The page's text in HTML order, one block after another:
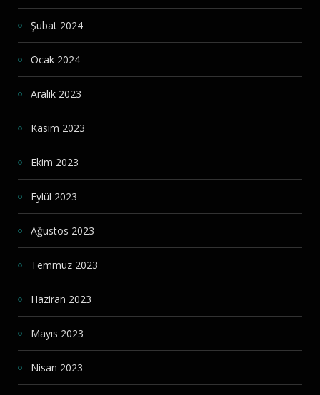
Şubat 2024
Ocak 2024
Aralık 2023
Kasım 2023
Ekim 2023
Eylül 2023
Ağustos 2023
Temmuz 2023
Haziran 2023
Mayıs 2023
Nisan 2023